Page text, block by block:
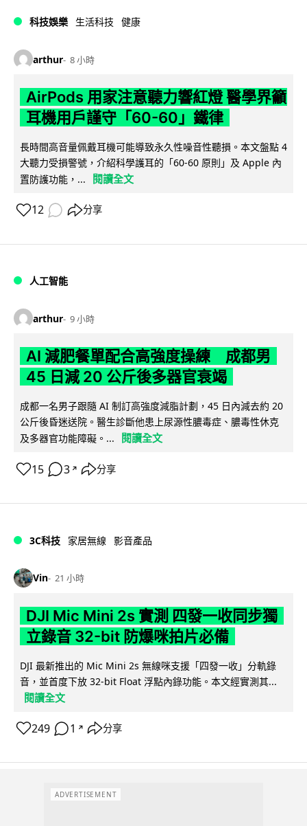
科技娛樂 生活科技 健康
arthur 8 小時
AirPods 用家注意聽力響紅燈 醫學界籲
耳機用戶謹守「60-60」鐵律
長時間高音量佩戴耳機可能導致永久性噪音性聽損。本文盤點 4
大聽力受損警號，介紹科學護耳的「60-60 原則」及 Apple 內
置防護功能，...
閱讀全文
12 分享
人工智能
arthur 9 小時
AI 減肥餐單配合高強度操練 成都男
45 日減 20 公斤後多器官衰竭
成都一名男子跟隨 AI 制訂高強度減脂計劃，45 日內減去約 20
公斤後昏迷送院。醫生診斷他患上尿源性膿毒症、膿毒性休克
及多器官功能障礙。...
閱讀全文
15 3 ↗ 分享
3C科技 家居無線 影音產品
Vin 21 小時
DJI Mic Mini 2s 實測 四發一收同步獨
立錄音 32-bit 防爆咪拍片必備
DJI 最新推出的 Mic Mini 2s 無線咪支援「四發一收」分軌錄
音，並首度下放 32-bit Float 浮點內錄功能。本文經實測其...
閱讀全文
249 1 ↗ 分享
ADVERTISEMENT